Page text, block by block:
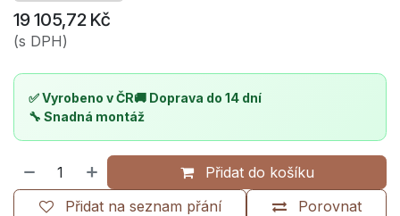
19 105,72 Kč
(s DPH)
✅ Vyrobeno v ČR🚚 Doprava do 14 dní
🔧 Snadná montáž
Přidat do košíku
Porovnat
Přidat na seznam přání